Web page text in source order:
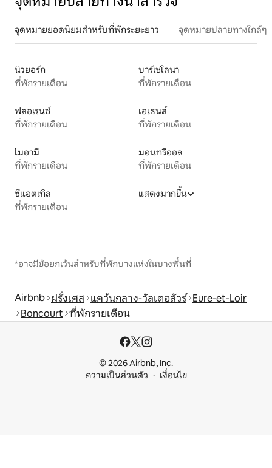
จุดหมายยอดนิยมสำหรับที่พักระยะยาว จุดหมายปลายทางใกล้ๆ
นิวยอร์ก
ที่พักรายเดือน
บาร์เซโลนา
ที่พักรายเดือน
ฟลอเรนซ์
ที่พักรายเดือน
เอเธนส์
ที่พักรายเดือน
ไมอามี
ที่พักรายเดือน
มอนทรีออล
ที่พักรายเดือน
ซีแอตเทิล
ที่พักรายเดือน
แสดงมากขึ้น
*อาจมีข้อยกเว้นสำหรับที่พักบางแห่งในบางพื้นที่
Airbnb ฝรั่งเศส แคว้นกลาง-วัลเดอลัวร์ Eure-et-Loir
Boncourt ที่พักรายเดือน
© 2026 Airbnb, Inc.
ความเป็นส่วนตัว
เงื่อนไข